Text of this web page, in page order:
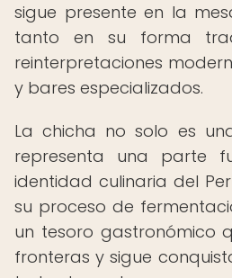
sigue presente en la
tanto en su forma
reinterpretaciones
y bares especializados.
La chicha no solo es
representa una parte
identidad culinaria del
su proceso de
un tesoro gastronómico
fronteras y sigue